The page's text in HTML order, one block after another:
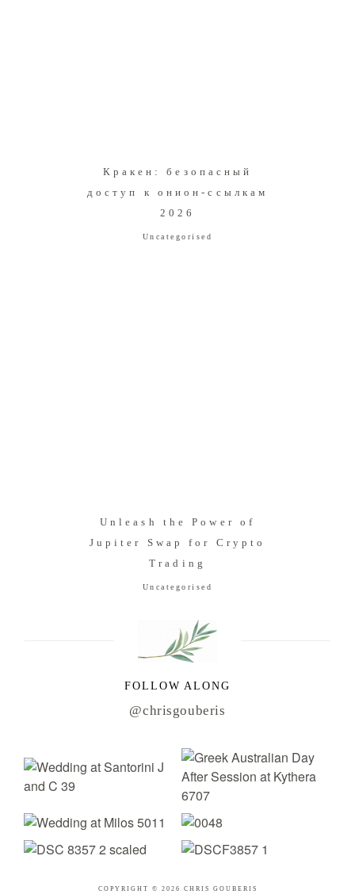
Кракен: безопасный
доступ к онион-ссылкам
2026
Uncategorised
Unleash the Power of
Jupiter Swap for Crypto
Trading
Uncategorised
FOLLOW ALONG
@chrisgouberis
COPYRIGHT © 2026 CHRIS GOUBERIS